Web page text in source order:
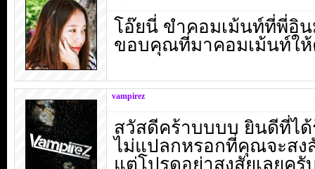
โอ๊ยนี่ ขำคอมเม้นท์ที่พี่อิน
ขอบคุณที่มาคอมเม้นท์ให้
vampirez
สวัสดีคร้าบบบบ ยินดีที่ไ
ไม่แปลกหรอกที่คุณจะสง
แต่โปรดอย่าสงสัยเลยค